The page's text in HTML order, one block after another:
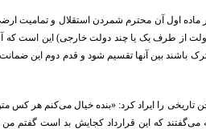
الخصوص که در ماده اول آن محترم شمردن استقلال و
از طرف یک یا چند دولت خارجی) این است
بین آنها تقسیم شود و قدم دوم این ضمانت
۱۹۱۹ در مجلس شورای ملی این سخن تاریخی را ایراد کرد: «بنده خیال
که این قرارداد کجایش بد است گفتم